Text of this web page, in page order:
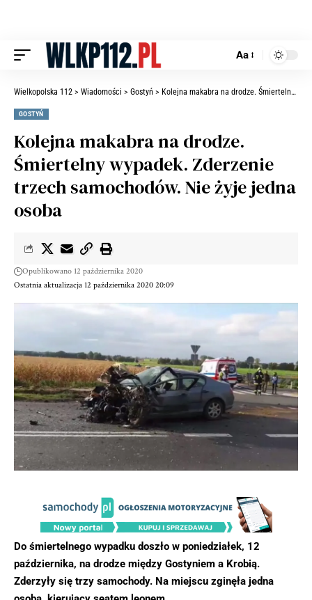
Aa
Wielkopolska 112 > Wiadomości > Gostyń > Kolejna makabra na drodze. Śmiertelny wypadek. Zderzenie trzech samochodów. Nie żyje jedna osoba
GOSTYŃ
Kolejna makabra na drodze.
Śmiertelny wypadek. Zderzenie
trzech samochodów. Nie żyje jedna
osoba
Ostatnia aktualizacja 12 października 2020 20:09
Opublikowano 12 października 2020
Do śmiertelnego wypadku doszło w poniedziałek, 12
października, na drodze między Gostyniem a Krobią.
Zderzyły się trzy samochody. Na miejscu zginęła jedna